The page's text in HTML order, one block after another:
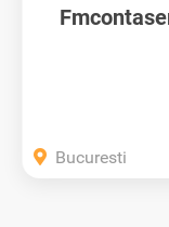
Bucuresti